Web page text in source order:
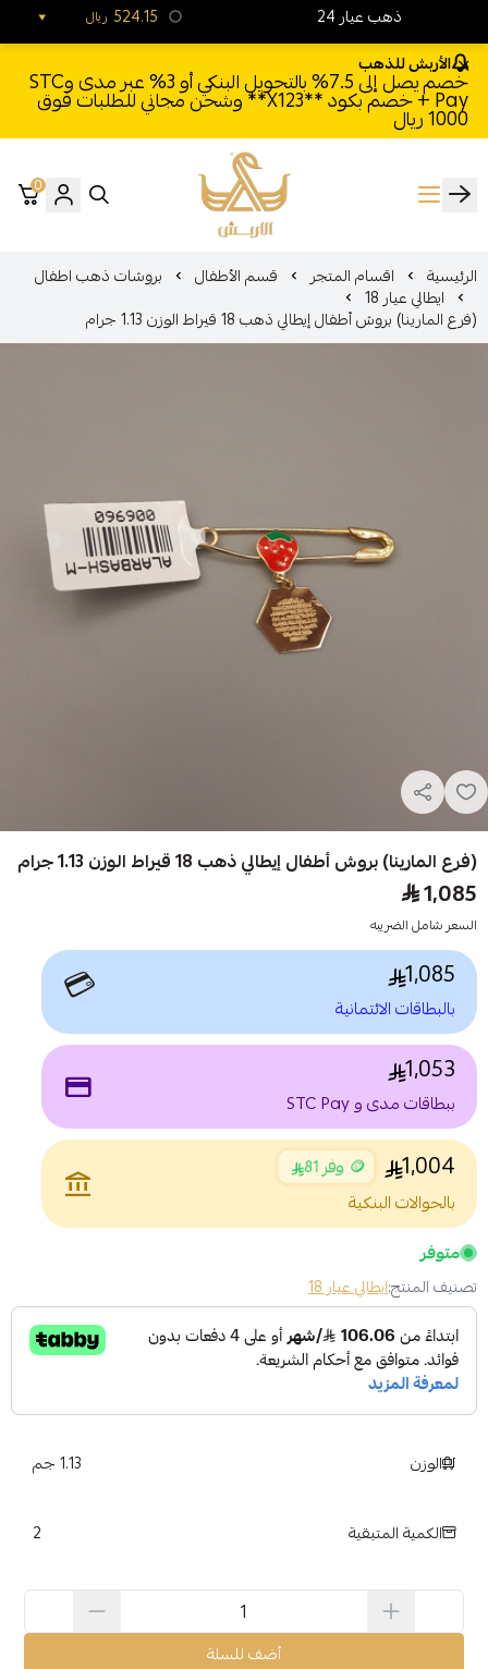
الأربش للذهب
خصم يصل إلى 7.5% بالتحويل البنكي أو 3% عبر مدى وSTC
Pay + خصم بكود **X123** وشحن مجاني للطلبات فوق
1000 ريال
الأربش للذهب
0
الرئيسية اقسام المتجر قسم الأطفال بروشات ذهب اطفال
ايطالي عيار 18
(فرع المارينا) بروش أطفال إيطالي ذهب 18 قيراط الوزن 1.13 جرام
(فرع المارينا) بروش أطفال إيطالي ذهب 18 قيراط الوزن 1.13 جرام
1,085
السعر شامل الضريبه
1,085
بالبطاقات الائتمانية 💳
1,053
ببطاقات مدى و STC Pay payment
1,004 🪙 وفر 81
بالحوالات البنكية
account_balance
متوفر
تصنيف المنتج:ايطالي عيار 18
الوزن 1.13 جم
الكمية المتبقية 2
أضف للسلة
24 ذهب عيار ريال 524.15